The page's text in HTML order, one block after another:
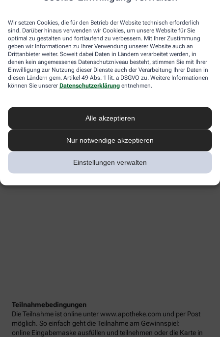
Wir setzen Cookies, die für den Betrieb der Website technisch erforderlich
sind. Darüber hinaus verwenden wir Cookies, um unsere Website für Sie
optimal zu gestalten und fortlaufend zu verbessern. Mit Ihrer Zustimmung
geben wir Informationen zu Ihrer Verwendung unserer Website auch an
Drittanbieter weiter. Soweit dabei Daten in Ländern verarbeitet werden, in
denen kein angemessenes Datenschutzniveau besteht, stimmen Sie mit Ihrer
Einwilligung zur Nutzung dieser Dienste auch der Verarbeitung Ihrer Daten in
diesen Ländern gem. Artikel 49 Abs. 1 lit. a DSGVO zu. Weitere Informationen
können Sie unserer Datenschutzerklärung entnehmen.
Alle akzeptieren
Nur notwendige akzeptieren
Einstellungen verwalten
Teilnahmebedingungen
Die Teilnahme ist online unter www.apotheke.com und per Post
möglich. So einfach geht die Teilnahme am Gewinnspiel:
online Eingabemaske ausfüllen und teilnehmen oder die Karte in